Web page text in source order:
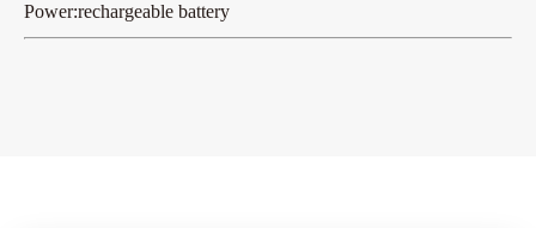
Power:rechargeable battery